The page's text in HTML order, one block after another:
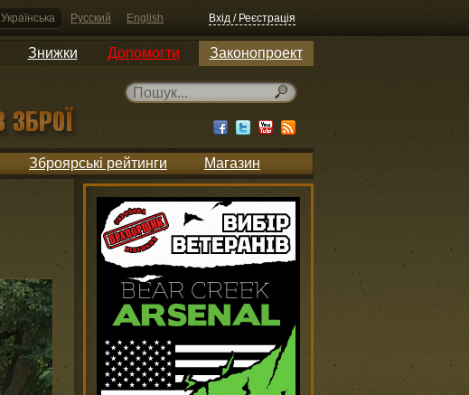
Українська Русский English Вхід / Реєстрація
Знижки Допомогти Законопроект
Зброярські рейтинги Магазин